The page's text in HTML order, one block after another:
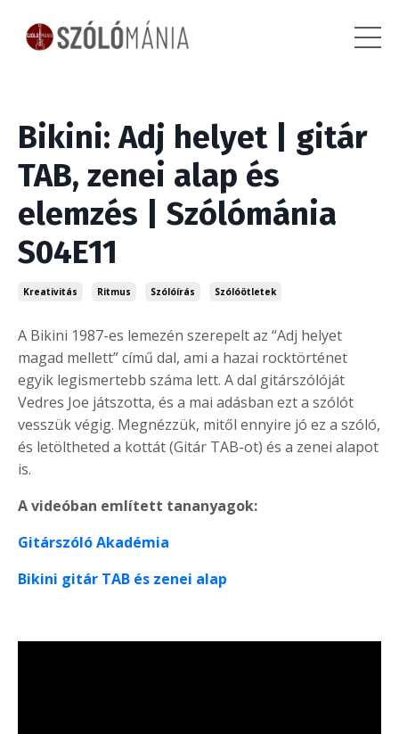
Bikini: Adj helyet | gitár
TAB, zenei alap és
elemzés | Szólómánia
S04E11
Kreativitás Ritmus Szólóírás Szólóötletek
A Bikini 1987-es lemezén szerepelt az “Adj helyet
magad mellett” című dal, ami a hazai rocktörténet
egyik legismertebb száma lett. A dal gitárszólóját
Vedres Joe játszotta, és a mai adásban ezt a szólót
vesszük végig. Megnézzük, mitől ennyire jó ez a szóló,
és letöltheted a kottát (Gitár TAB-ot) és a zenei alapot
is.
A videóban említett tananyagok:
Gitárszóló Akadémia
Bikini gitár TAB és zenei alap